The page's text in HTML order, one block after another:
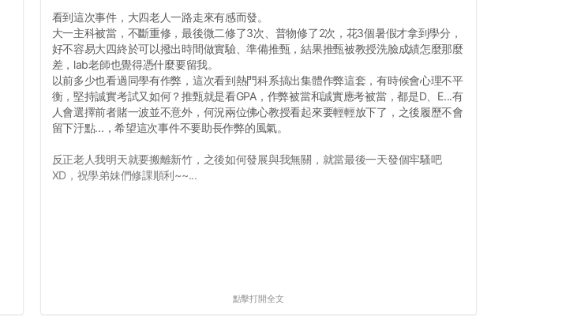
看到這次事件，大四老人一路走來有感而發。
大一主科被當，不斷重修，最後微二修了3次、普物修了2次，花3個暑假才拿到學分，
好不容易大四終於可以撥出時間做實驗、準備推甄，結果推甄被教授洗臉成績怎麼那麼
差，lab老師也覺得憑什麼要留我。
以前多少也看過同學有作弊，這次看到熱門科系搞出集體作弊這套，有時候會心理不平
衡，堅持誠實考試又如何？推甄就是看GPA，作弊被當和誠實應考被當，都是D、E...有
人會選擇前者賭一波並不意外，何況兩位佛心教授看起來要輕輕放下了，之後履歷不會
留下汙點...，希望這次事件不要助長作弊的風氣。
反正老人我明天就要搬離新竹，之後如何發展與我無關，就當最後一天發個牢騷吧
XD，祝學弟妹們修課順利~~...
點擊打開全文